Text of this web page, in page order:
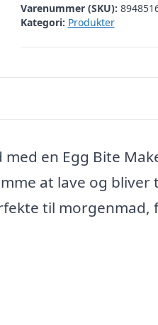
Varenummer (SKU):
Kategori: Produkter
med en Egg Bite
at lave og
til morgenmad,